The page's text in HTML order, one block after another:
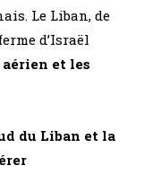
Le Liban, de
d’Israël
aérien et les
du Liban et la